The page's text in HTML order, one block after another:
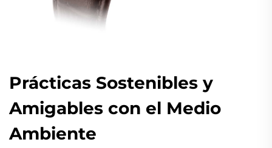
Prácticas Sostenibles y
Amigables con el Medio
Ambiente